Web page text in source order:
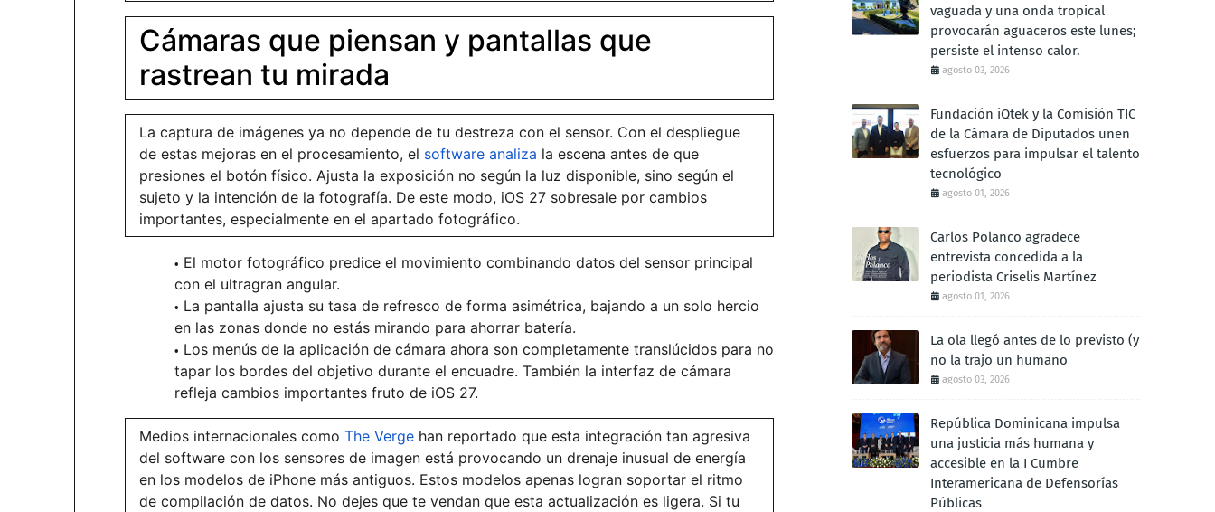
Cámaras que piensan y pantallas que
rastrean tu mirada
La captura de imágenes ya no depende de tu destreza con el sensor. Con el despliegue
de estas mejoras en el procesamiento, el software analiza la escena antes de que
presiones el botón físico. Ajusta la exposición no según la luz disponible, sino según el
sujeto y la intención de la fotografía. De este modo, iOS 27 sobresale por cambios
importantes, especialmente en el apartado fotográfico.
El motor fotográfico predice el movimiento combinando datos del sensor principal
con el ultragran angular.
La pantalla ajusta su tasa de refresco de forma asimétrica, bajando a un solo hercio
en las zonas donde no estás mirando para ahorrar batería.
Los menús de la aplicación de cámara ahora son completamente translúcidos para no
tapar los bordes del objetivo durante el encuadre. También la interfaz de cámara
refleja cambios importantes fruto de iOS 27.
Medios internacionales como The Verge han reportado que esta integración tan agresiva
del software con los sensores de imagen está provocando un drenaje inusual de energía
en los modelos de iPhone más antiguos. Estos modelos apenas logran soportar el ritmo
de compilación de datos. No dejes que te vendan que esta actualización es ligera. Si tu
vaguada y una onda tropical
provocarán aguaceros este lunes;
persiste el intenso calor.
agosto 03, 2026
Fundación iQtek y la Comisión TIC
de la Cámara de Diputados unen
esfuerzos para impulsar el talento
tecnológico
agosto 01, 2026
Carlos Polanco agradece
entrevista concedida a la
periodista Criselis Martínez
agosto 01, 2026
La ola llegó antes de lo previsto (y
no la trajo un humano
agosto 03, 2026
República Dominicana impulsa
una justicia más humana y
accesible en la I Cumbre
Interamericana de Defensorías
Públicas